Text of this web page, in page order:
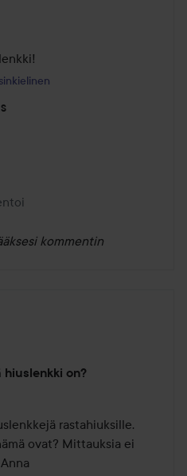
kommentin
sitten
on?
rastahiuksille.
ovat? Mittauksia ei